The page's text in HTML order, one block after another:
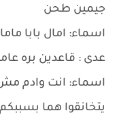
جيمين طحن
اسماء: امال بابا
عدى : قاعدين بره
اسماء: انت وادم مش
يتخانقوا هما بسببكم